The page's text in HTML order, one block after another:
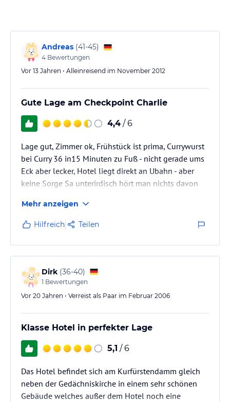
Andreas (41-45)
4 Bewertungen
Vor 13 Jahren • Alleinreisend im November 2012
Gute Lage am Checkpoint Charlie
4,4 / 6
Lage gut, Zimmer ok, Frühstück ist prima, Currywurst
bei Curry 36 in15 Minuten zu Fuß - nicht gerade ums
Eck aber lecker, Hotel liegt direkt an Ubahn - aber
keine Sorge Sa unterirdisch hört man nichts davon
Mehr anzeigen
Hilfreich Teilen
Dirk (36-40)
1 Bewertungen
Vor 20 Jahren • Verreist als Paar im Februar 2006
Klasse Hotel in perfekter Lage
5,1 / 6
Das Hotel befindet sich am Kurfürstendamm gleich
neben der Gedächniskirche in einem sehr schönen
Gebäude welches außer dem Hotel noch eine